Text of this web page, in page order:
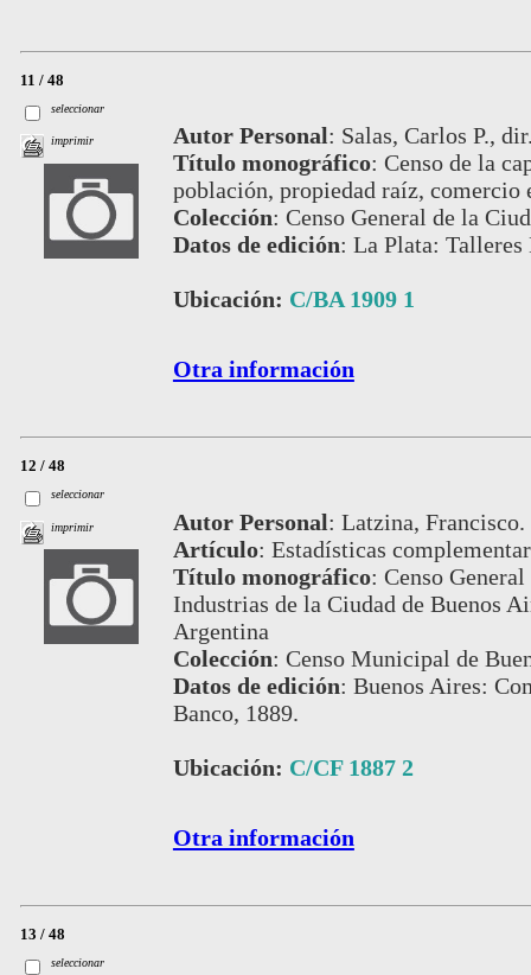
11 / 48
seleccionar
imprimir Autor Personal: Salas, Carlos P.,
Título monográfico: Censo de la
población, propiedad raíz, comercio
Colección: Censo General de la
Datos de edición: La Plata: Talleres
Ubicación: C/BA 1909 1
Otra información
12 / 48
seleccionar
imprimir Autor Personal: Latzina, Francisco.
Artículo: Estadísticas
Título monográfico: Censo
Industrias de la Ciudad de Buenos
Argentina
Colección: Censo Municipal de
Datos de edición: Buenos Aires:
Banco, 1889.
Ubicación: C/CF 1887 2
Otra información
13 / 48
seleccionar